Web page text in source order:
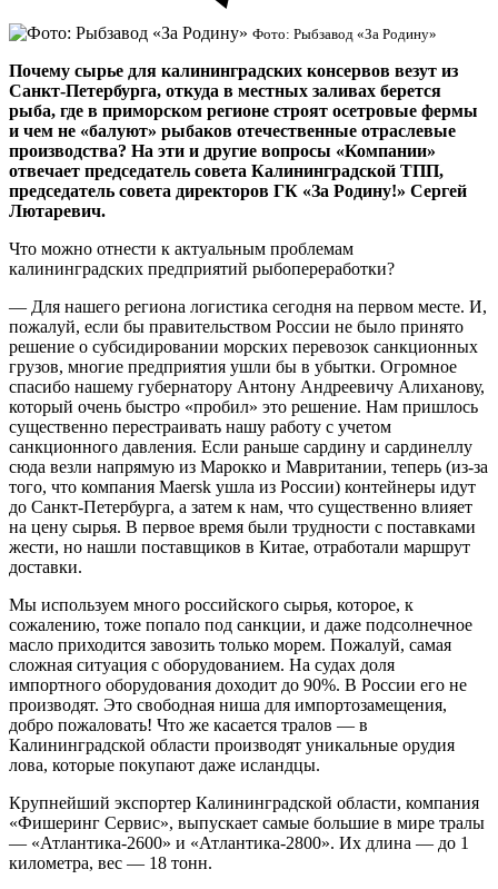
Фото: Рыбзавод «За Родину»
Почему сырье для калининградских консервов везут из
Санкт-Петербурга, откуда в местных заливах берется
рыба, где в приморском регионе строят осетровые фермы
и чем не «балуют» рыбаков отечественные отраслевые
производства? На эти и другие вопросы «Компании»
отвечает председатель совета Калининградской ТПП,
председатель совета директоров ГК «За Родину!» Сергей
Лютаревич.
Что можно отнести к актуальным проблемам
калининградских предприятий рыбопереработки?
— Для нашего региона логистика сегодня на первом месте. И,
пожалуй, если бы правительством России не было принято
решение о субсидировании морских перевозок санкционных
грузов, многие предприятия ушли бы в убытки. Огромное
спасибо нашему губернатору Антону Андреевичу Алиханову,
который очень быстро «пробил» это решение. Нам пришлось
существенно перестраивать нашу работу с учетом
санкционного давления. Если раньше сардину и сардинеллу
сюда везли напрямую из Марокко и Мавритании, теперь (из-за
того, что компания Maersk ушла из России) контейнеры идут
до Санкт-Петербурга, а затем к нам, что существенно влияет
на цену сырья. В первое время были трудности с поставками
жести, но нашли поставщиков в Китае, отработали маршрут
доставки.
Мы используем много российского сырья, которое, к
сожалению, тоже попало под санкции, и даже подсолнечное
масло приходится завозить только морем. Пожалуй, самая
сложная ситуация с оборудованием. На судах доля
импортного оборудования доходит до 90%. В России его не
производят. Это свободная ниша для импортозамещения,
добро пожаловать! Что же касается тралов — в
Калининградской области производят уникальные орудия
лова, которые покупают даже исландцы.
Крупнейший экспортер Калининградской области, компания
«Фишеринг Сервис», выпускает самые большие в мире тралы
— «Атлантика-2600» и «Атлантика-2800». Их длина — до 1
километра, вес — 18 тонн.